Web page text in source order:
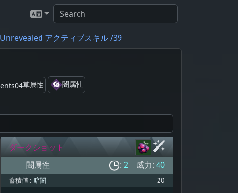
Unrevealed アクティブスキル /39
草属性
闇属性
ダークショット
闇属性
: 2 威力: 40
蓄積値 : 暗闇 20